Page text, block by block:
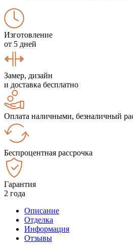
Изготовление
от 5 дней
Замер, дизайн
и доставка бесплатно
Оплата наличными, безналичный
Беспроцентная рассрочка
Гарантия
2 года
Описание
Отделка
Информация
Отзывы